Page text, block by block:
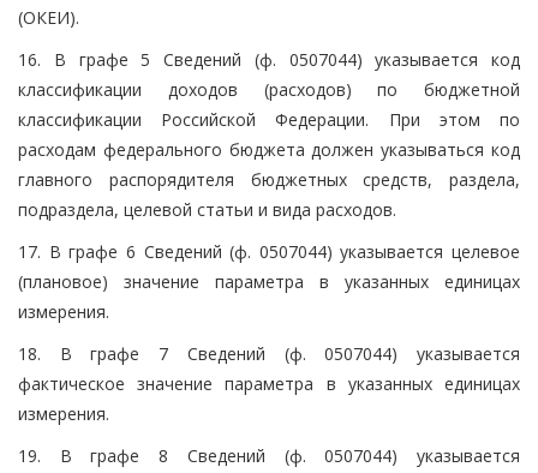
(ОКЕИ).
16. В графе 5 Сведений (ф. 0507044) указывается код
классификации доходов (расходов) по бюджетной
классификации Российской Федерации. При этом по
расходам федерального бюджета должен указываться код
главного распорядителя бюджетных средств, раздела,
подраздела, целевой статьи и вида расходов.
17. В графе 6 Сведений (ф. 0507044) указывается целевое
(плановое) значение параметра в указанных единицах
измерения.
18. В графе 7 Сведений (ф. 0507044) указывается
фактическое значение параметра в указанных единицах
измерения.
19. В графе 8 Сведений (ф. 0507044) указывается